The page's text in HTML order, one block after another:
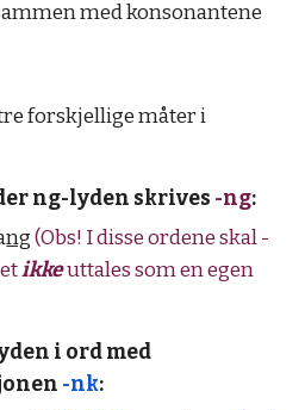
med konsonantene
forskjellige måter i
ng-lyden skrives -ng:
ng (Obs! I disse ordene skal -
ikkeuttales som en egen
i ord med
-nk: